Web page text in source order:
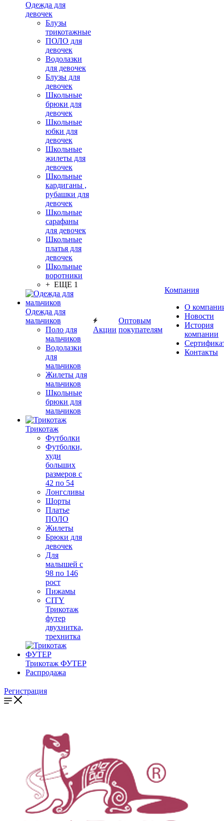
Одежда для
девочек
Блузы
трикотажные
ПОЛО для
девочек
Водолазки
для девочек
Блузы для
девочек
Школьные
брюки для
девочек
Школьные
юбки для
девочек
Школьные
жилеты для
девочек
Школьные
кардиганы ,
рубашки для
девочек
Школьные
сарафаны
для девочек
Школьные
платья для
девочек
Школьные
воротники
+ ЕЩЕ 1
Одежда для
мальчиков
Поло для
мальчиков
Водолазки
для
мальчиков
Жилеты для
мальчиков
Школьные
брюки для
мальчиков
Трикотаж
Футболки
Футболки,
худи
больших
размеров с
42 по 54
Лонгсливы
Шорты
Платье
ПОЛО
Жилеты
Брюки для
девочек
Для
малышей с
98 по 146
рост
Пижамы
CITY
Трикотаж
футер
двухнитка,
трехнитка
Трикотаж ФУТЕР
Распродажа
Акции
Оптовым
покупателям
Компания
О
Новости
История
компании
Контакты
Регистрация